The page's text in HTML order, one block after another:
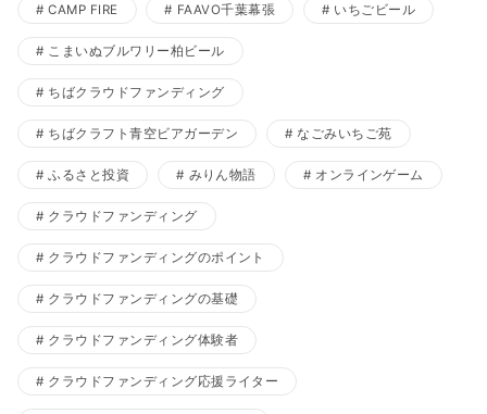
CAMP FIRE FAAVO千葉幕張 いちごビール
こまいぬブルワリー柏ビール
ちばクラウドファンディング
ちばクラフト青空ビアガーデン なごみいちご苑
ふるさと投資 みりん物語 オンラインゲーム
クラウドファンディング
クラウドファンディングのポイント
クラウドファンディングの基礎
クラウドファンディング体験者
クラウドファンディング応援ライター